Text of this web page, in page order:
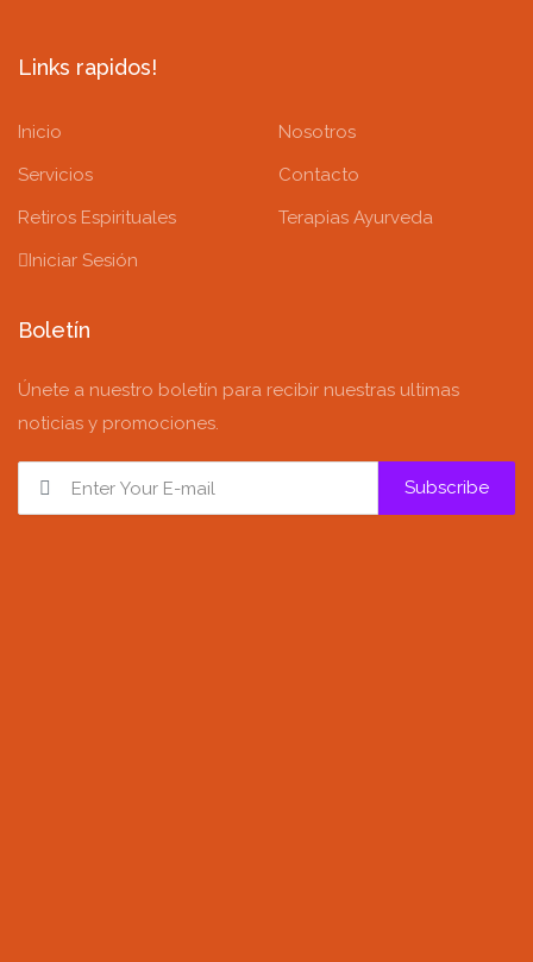
Links rapidos!
Inicio
Nosotros
Servicios
Contacto
Retiros Espirituales
Terapias Ayurveda
Iniciar Sesión
Boletín
Únete a nuestro boletín para recibir nuestras ultimas
noticias y promociones.